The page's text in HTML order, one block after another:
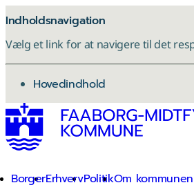
Indholdsnavigation
Vælg et link for at navigere til det
gå til
Hovedindhold
BorgerErhvervPolitikOm kommunen